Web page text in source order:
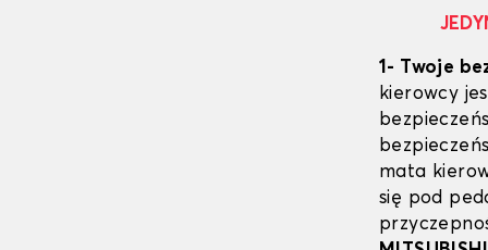
1- Twoje
kierowcy
mata
się pod